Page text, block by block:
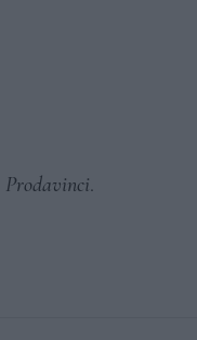
Prodavinci.